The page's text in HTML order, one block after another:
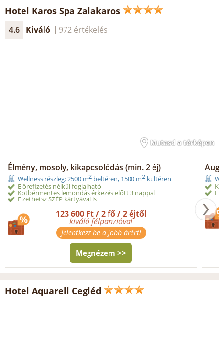
Hotel Karos Spa Zalakaros
4.6 Kiváló 972 értékelés
Mutasd a térképen
Élmény, mosoly, kikapcsolódás (min. 2 éj)
Wellness részleg: 2500 m2 beltéren, 1500 m2 kültéren
Előrefizetés nélkül foglalható
Kötbérmentes lemondás érkezés előtt 3 nappal
Fizethetsz SZÉP kártyával is
123 600 Ft / 2 fő / 2 éjtől
kiváló félpanzióval
Jelentkezz be a jobb árért!
Megnézem >>
Hotel Aquarell Cegléd